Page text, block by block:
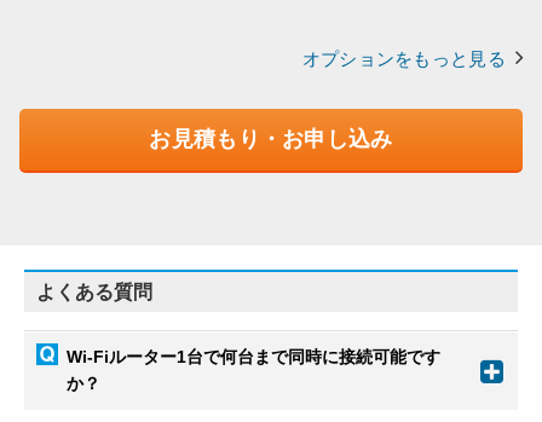
オプションをもっと見る
お見積もり・お申し込み
よくある質問
Wi-Fiルーター1台で何台まで同時に接続可能です
か？